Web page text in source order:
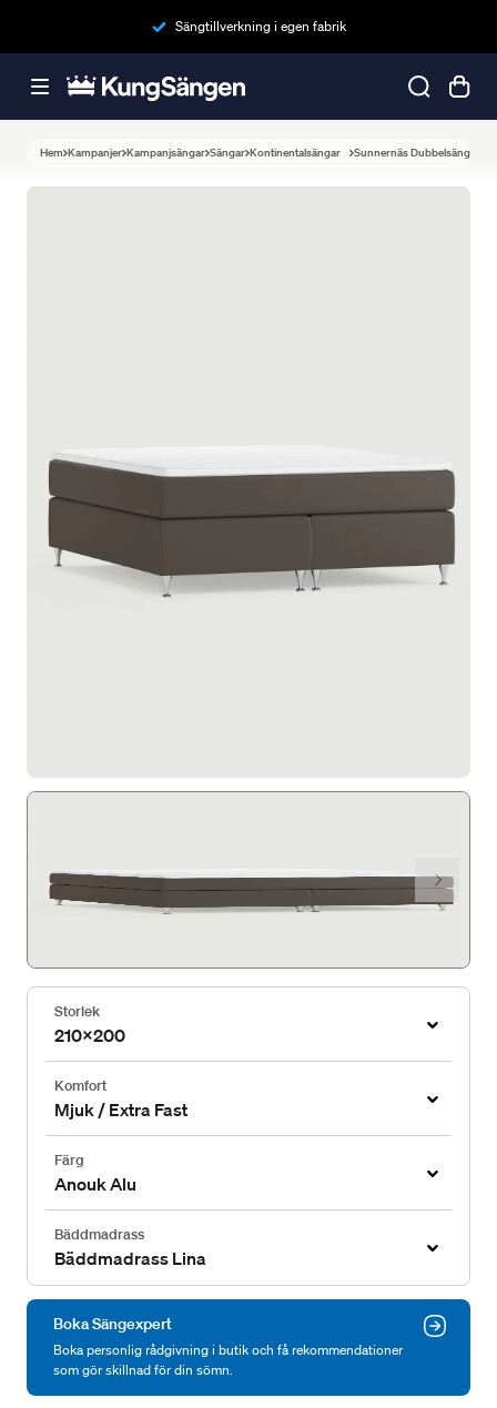
Sängtillverkning i egen fabrik
Hem Kampanjer Kampanjsängar Sängar Kontinentalsängar Sunnernäs Dubbelsäng
Storlek
210x200
Komfort
Mjuk / Extra Fast
Färg
Anouk Alu
Bäddmadrass
Bäddmadrass Lina
Boka Sängexpert
Boka personlig rådgivning i butik och få rekommendationer
som gör skillnad för din sömn.